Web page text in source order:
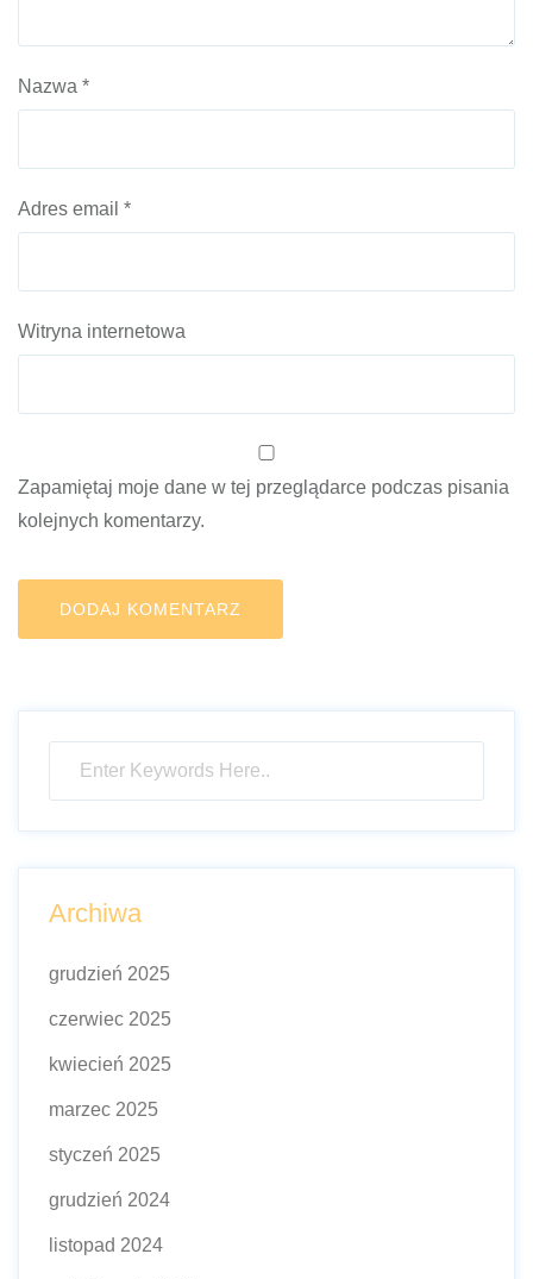
Nazwa *
Adres email *
Witryna internetowa
Zapamiętaj moje dane w tej przeglądarce podczas pisania
kolejnych komentarzy.
Archiwa
grudzień 2025
czerwiec 2025
kwiecień 2025
marzec 2025
styczeń 2025
grudzień 2024
listopad 2024